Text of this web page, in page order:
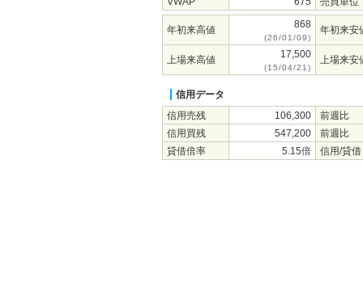
年初来高値 868
(26/01/09)
年初来安
上場来高値 17,500
(15/04/21)
上場来安
信用データ
信用売残
106,300
前週比
信用買残
547,200
前週比
貸借倍率
5.15倍 信用/貸借